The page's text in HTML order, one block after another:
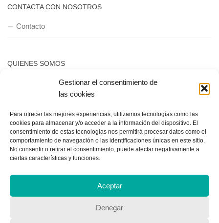
Gestionar el consentimiento de
las cookies
Para ofrecer las mejores experiencias, utilizamos tecnologías como las
cookies para almacenar y/o acceder a la información del dispositivo. El
consentimiento de estas tecnologías nos permitirá procesar datos como el
comportamiento de navegación o las identificaciones únicas en este sitio.
No consentir o retirar el consentimiento, puede afectar negativamente a
ciertas características y funciones.
Aceptar
Denegar
CONTACTA CON NOSOTROS
Contacto
QUIENES SOMOS
Quienes somos
POLÍTICA DE PRIVACIDAD
Política de privacidad